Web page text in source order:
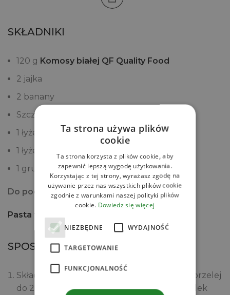
SKŁADNIKI
120 g Komosy białej QF Quality Food
2 jajka
2 banany
Szczypta: soli, cynamonu, imbiru
1 łyżeczka sody
1 łyżeczka proszku do pieczenia
1 gruszka np. konferencja
Do podania:
Pasta tahini premium QF Quality Food
SPOSÓB PRZYGOTOWANIA
Składniki na pieczoną komosiankę zmiksuj, przelej
do 2 kokilek lub większego naczynia, w środek
Ta strona używa plików
cookie
Ta strona korzysta z plików cookie, aby
zapewnić lepszą wygodę użytkowania.
Korzystając z tej strony, wyrażasz zgodę na
używanie przez nas wszystkich plików cookie
zgodnie z warunkami naszej polityki plików
cookie. Dowiedz się więcej
NIEZBĘDNE WYDAJNOŚĆ
TARGETOWANIE
FUNKCJONALNOŚĆ